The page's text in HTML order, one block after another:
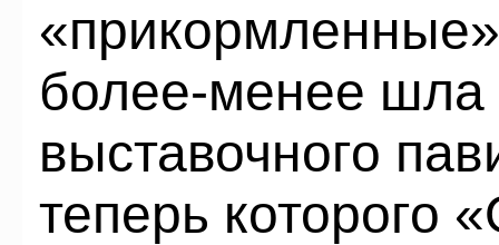
более-менее шла
выставочного
теперь которого